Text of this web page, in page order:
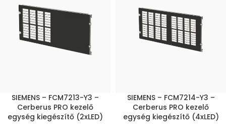
SIEMENS – FCM7213-Y3 –
Cerberus PRO kezelő
egység kiegészítő (2xLED)
SIEMENS – FCM7214-Y3 –
Cerberus PRO kezelő
egység kiegészítő (4xLED)